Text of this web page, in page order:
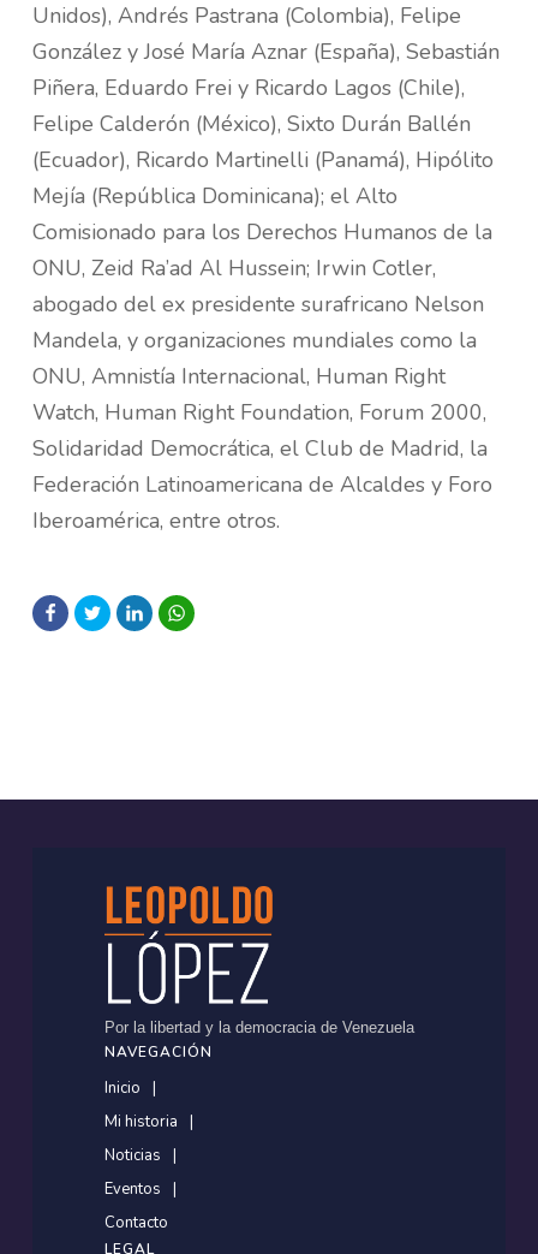
Unidos), Andrés Pastrana (Colombia), Felipe
González y José María Aznar (España), Sebastián
Piñera, Eduardo Frei y Ricardo Lagos (Chile),
Felipe Calderón (México), Sixto Durán Ballén
(Ecuador), Ricardo Martinelli (Panamá), Hipólito
Mejía (República Dominicana); el Alto
Comisionado para los Derechos Humanos de la
ONU, Zeid Ra’ad Al Hussein; Irwin Cotler,
abogado del ex presidente surafricano Nelson
Mandela, y organizaciones mundiales como la
ONU, Amnistía Internacional, Human Right
Watch, Human Right Foundation, Forum 2000,
Solidaridad Democrática, el Club de Madrid, la
Federación Latinoamericana de Alcaldes y Foro
Iberoamérica, entre otros.
Por la libertad y la democracia de Venezuela
NAVEGACIÓN
Inicio
Mi historia
Noticias
Eventos
Contacto
LEGAL